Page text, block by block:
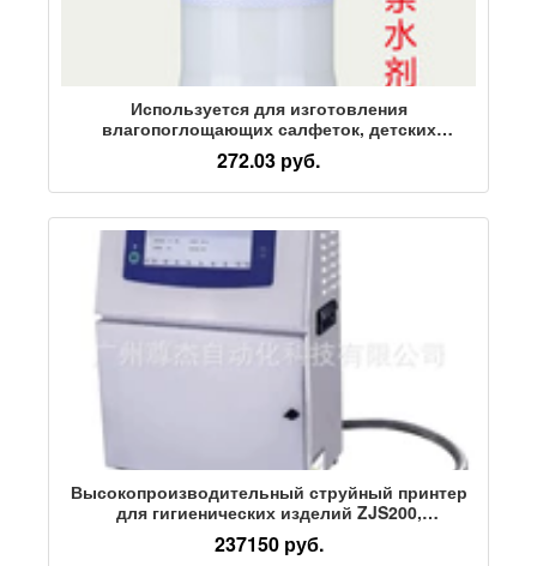
Используется для изготовления
влагопоглощающих салфеток, детских
подгузников, мягкого нетканого материала, не
вызывающего раздражения кожи,
гидрофильного средства Goon1630
272.03 руб.
Высокопроизводительный струйный принтер
для гигиенических изделий ZJS200,
гигиенические салфетки, маски, презервативы,
перчатки, подгузники, влажные салфетки
237150 руб.